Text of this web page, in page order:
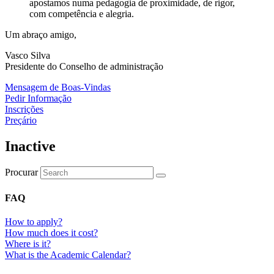
apostamos numa pedagogia de proximidade, de rigor,
com competência e alegria.
Um abraço amigo,
Vasco Silva
Presidente do Conselho de administração
Mensagem de Boas-Vindas
Pedir Informação
Inscrições
Preçário
Inactive
Procurar
FAQ
How to apply?
How much does it cost?
Where is it?
What is the Academic Calendar?